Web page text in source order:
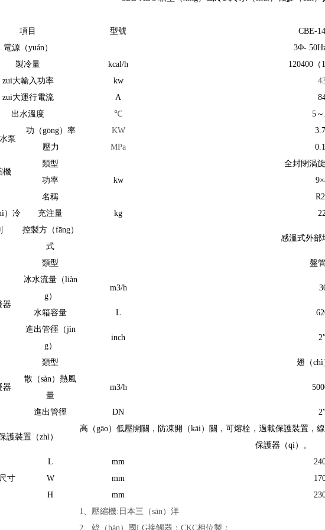
項目 型號
CBE-
電源（yuán）
3Φ-
製冷量
kcal/h
120400（
zui大輸入功率
kw
zui大運行電流
A
出水溫度
℃ 5
泵
功（gōng）率 KW
壓力
MPa
機
類型
全封閉渦旋
功率
kw 9
）冷
名稱
充注量
kg
控製方（fāng）
式
感溫式外部
器
類型
盤
冰水流量（liàn
g）
m3/h
水箱容量 L
進出管徑（jìn
g）
inch 2″
器
類型
翅（
散（sàn）熱風
量
m3/h
進出管徑 DN 2″
護裝置（zhì）
高（gāo）低壓開關，防凍開（kāi）關，可熔栓，過載保護裝置，
保護器（qì）。
寸
L mm
W
mm
H
mm
1、壓縮機:日本三（sān）洋
2 、韓（hán）國LG接觸器：CKC相位製；